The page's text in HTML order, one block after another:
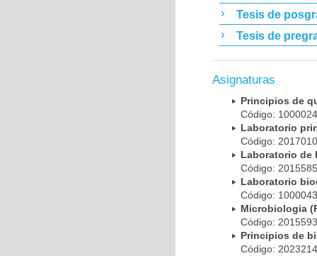
Tesis de
Tesis de
Asignaturas
Principios de
Código:
Laboratorio
Código:
Laboratorio de
Código:
Laboratorio
Código:
Microbiologia
Código:
Principios de
Código: